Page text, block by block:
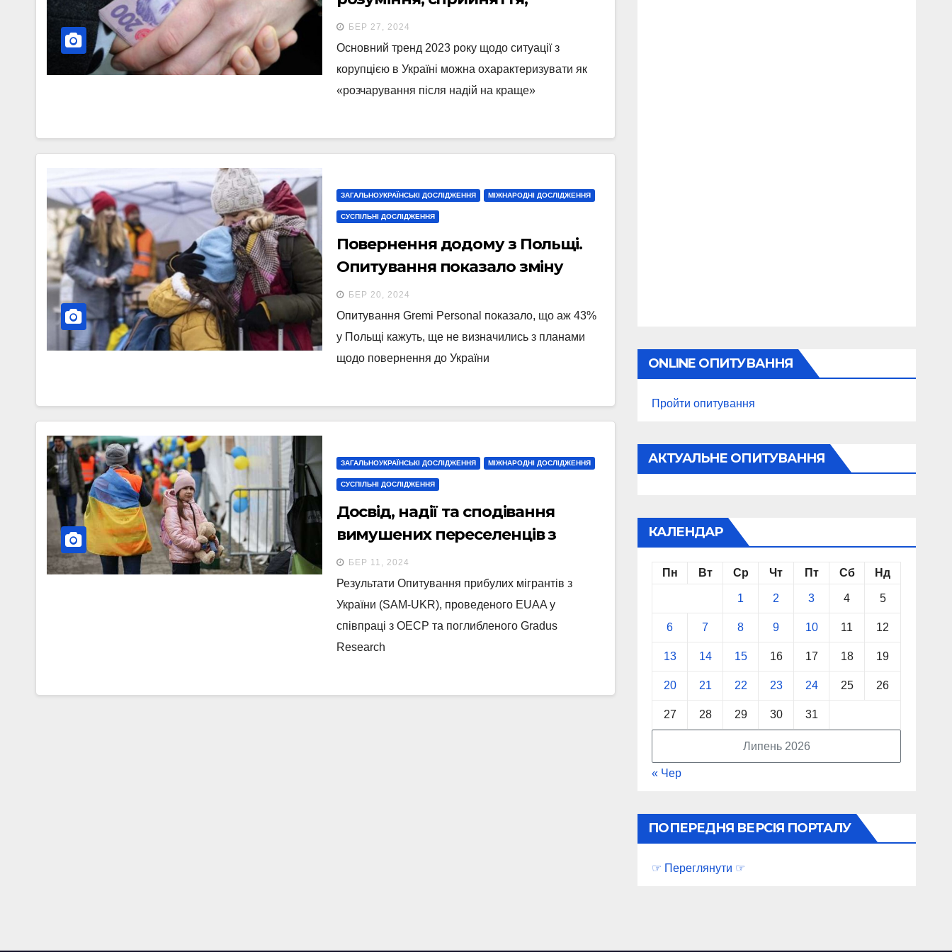
поширеність
БЕР 27, 2024
Основний тренд 2023 року щодо ситуації з
корупцією в Україні можна охарактеризувати як
«розчарування після надій на краще»
ЗАГАЛЬНОУКРАЇНСЬКІ ДОСЛІДЖЕННЯ МІЖНАРОДНІ ДОСЛІДЖЕННЯ
СУСПІЛЬНІ ДОСЛІДЖЕННЯ
Повернення додому з Польщі.
Опитування показало зміну
настроїв біженців
БЕР 20, 2024
Опитування Gremi Personal показало, що аж 43%
у Польщі кажуть, ще не визначились з планами
щодо повернення до України
ЗАГАЛЬНОУКРАЇНСЬКІ ДОСЛІДЖЕННЯ МІЖНАРОДНІ ДОСЛІДЖЕННЯ
СУСПІЛЬНІ ДОСЛІДЖЕННЯ
Досвід, надії та сподівання
вимушених переселенців з
України
БЕР 11, 2024
Результати Опитування прибулих мігрантів з
України (SAM-UKR), проведеного EUAA у
співпраці з ОЕСР та поглибленого Gradus
Research
ONLINE ОПИТУВАННЯ
Пройти опитування
АКТУАЛЬНЕ ОПИТУВАННЯ
КАЛЕНДАР
Липень 2026
Пн Вт Ср Чт Пт Сб Нд
1 2 3 4 5
6 7 8 9 10 11 12
13 14 15 16 17 18 19
20 21 22 23 24 25 26
27 28 29 30 31
« Чер
ПОПЕРЕДНЯ ВЕРСІЯ ПОРТАЛУ
☞ Переглянути ☞